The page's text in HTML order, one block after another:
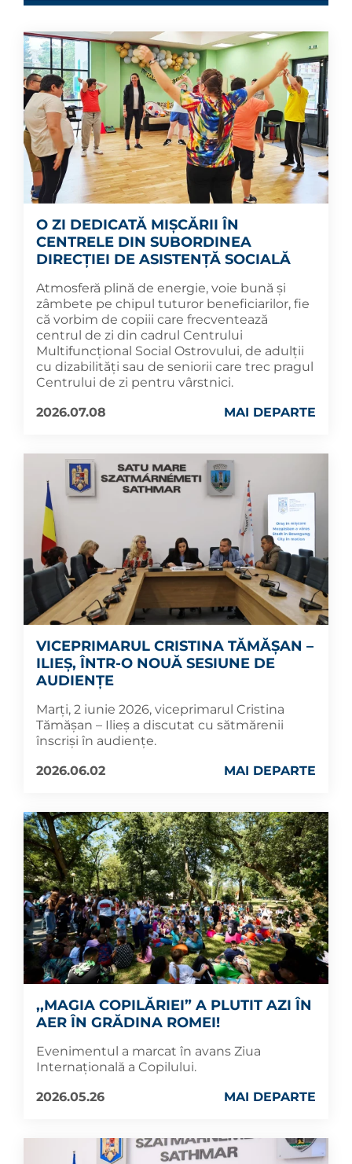
O ZI DEDICATĂ MIȘCĂRII ÎN
CENTRELE DIN SUBORDINEA
DIRECȚIEI DE ASISTENȚĂ SOCIALĂ
Atmosferă plină de energie, voie bună și
zâmbete pe chipul tuturor beneficiarilor, fie
că vorbim de copiii care frecventează
centrul de zi din cadrul Centrului
Multifuncțional Social Ostrovului, de adulții
cu dizabilități sau de seniorii care trec pragul
Centrului de zi pentru vârstnici.
2026.07.08
MAI DEPARTE
VICEPRIMARUL CRISTINA TĂMĂȘAN –
ILIEȘ, ÎNTR-O NOUĂ SESIUNE DE
AUDIENȚE
Marți, 2 iunie 2026, viceprimarul Cristina
Tămășan – Ilieș a discutat cu sătmărenii
înscriși în audiențe.
2026.06.02
MAI DEPARTE
,,MAGIA COPILĂRIEI” A PLUTIT AZI ÎN
AER ÎN GRĂDINA ROMEI!
Evenimentul a marcat în avans Ziua
Internațională a Copilului.
2026.05.26
MAI DEPARTE